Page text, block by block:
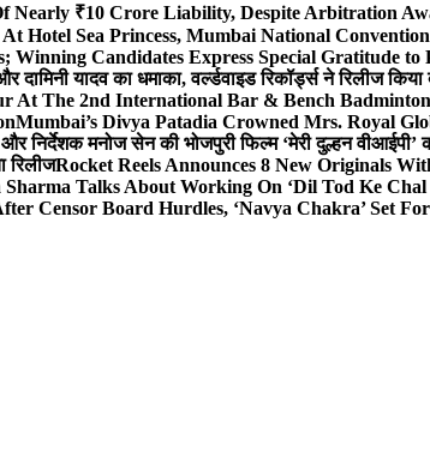
Nearly ₹10 Crore Liability, Despite Arbitration
Hotel Sea Princess, Mumbai National
Candidates Express Special Gratitude
दामिनी यादव का धमाका, वर्ल्डवाइड रिकॉर्ड्स ने रिलीज किया
At The 2nd International Bar & Bench
Mumbai’s Divya Patadia Crowned Mrs. Royal
और निर्देशक मनोज सेन की भोजपुरी फिल्म ‘मेरी दुल्हन
रिलीजRocket Reels Announces 8 New Originals
Sharma Talks About Working On ‘Dil Tod Ke
Censor Board Hurdles, ‘Navya Chakra’ Set For